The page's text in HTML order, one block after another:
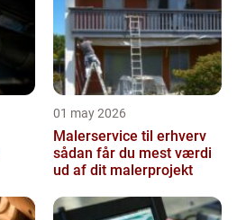
01 may 2026
Malerservice til erhverv
sådan får du mest værdi
ud af dit malerprojekt